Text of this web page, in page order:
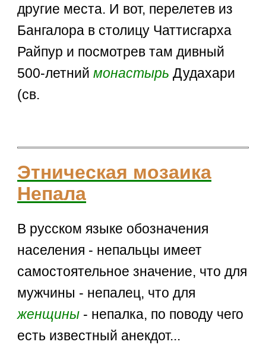
другие места. И вот, перелетев из
Бангалора в столицу Чаттисгарха
Райпур и посмотрев там дивный
500-летниймонастырь Дудахари
(св.
Этническая мозаика
Непала
В русском языке обозначения
населения - непальцы имеет
самостоятельное значение, что для
мужчины - непалец, что для
женщины - непалка, по поводу чего
есть известный анекдот...